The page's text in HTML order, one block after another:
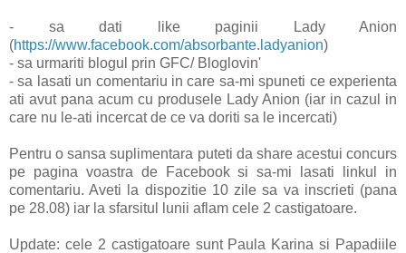
- sa dati like paginii Lady Anion
(https://www.facebook.com/absorbante.ladyanion)
- sa urmariti blogul prin GFC/ Bloglovin'
- sa lasati un comentariu in care sa-mi spuneti ce experienta
ati avut pana acum cu produsele Lady Anion (iar in cazul in
care nu le-ati incercat de ce va doriti sa le incercati)
Pentru o sansa suplimentara puteti da share acestui concurs
pe pagina voastra de Facebook si sa-mi lasati linkul in
comentariu. Aveti la dispozitie 10 zile sa va inscrieti (pana
pe 28.08) iar la sfarsitul lunii aflam cele 2 castigatoare.
Update: cele 2 castigatoare sunt Paula Karina si Papadiile